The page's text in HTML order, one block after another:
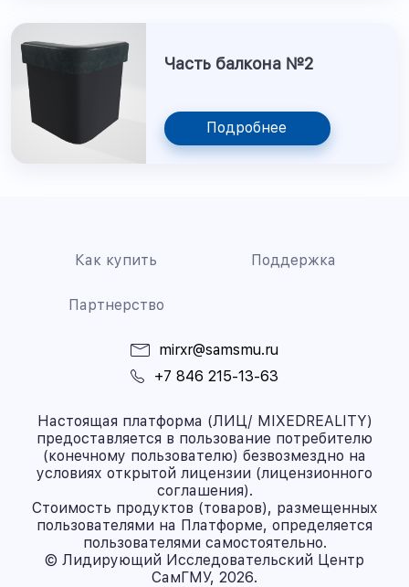
Часть балкона №2
Подробнее
Как купить Поддержка
Партнерство
mirxr@samsmu.ru
+7 846 215-13-63
Настоящая платформа (ЛИЦ/ MIXEDREALITY)
предоставляется в пользование потребителю
(конечному пользователю) безвозмездно на
условиях открытой лицензии (лицензионного
соглашения).
Стоимость продуктов (товаров), размещенных
пользователями на Платформе, определяется
пользователями самостоятельно.
© Лидирующий Исследовательский Центр
СамГМУ, 2026.